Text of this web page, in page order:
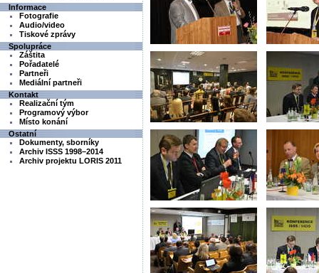
Informace
Fotografie
Audio/video
Tiskové zprávy
Spolupráce
Záštita
Pořadatelé
Partneři
Mediální partneři
Kontakt
Realizační tým
Programový výbor
Místo konání
Ostatní
Dokumenty, sborníky
Archiv ISSS 1998–2014
Archiv projektu LORIS 2011